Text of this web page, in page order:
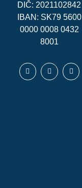
DIČ: 2021102842
IBAN: SK79 5600
0000 0008 0432
8001